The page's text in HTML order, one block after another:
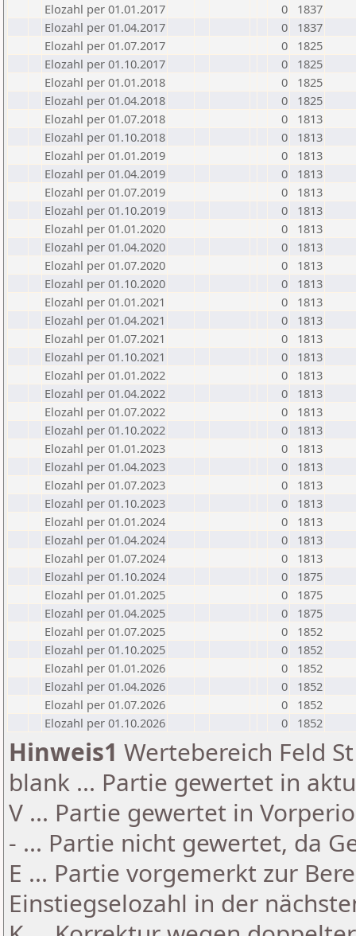
Elozahl per 01.01.2017
0
1837
Elozahl per 01.04.2017
0
1837
Elozahl per 01.07.2017
0
1825
Elozahl per 01.10.2017
0
1825
Elozahl per 01.01.2018
0
1825
Elozahl per 01.04.2018
0
1825
Elozahl per 01.07.2018
0
1813
Elozahl per 01.10.2018
0
1813
Elozahl per 01.01.2019
0
1813
Elozahl per 01.04.2019
0
1813
Elozahl per 01.07.2019
0
1813
Elozahl per 01.10.2019
0
1813
Elozahl per 01.01.2020
0
1813
Elozahl per 01.04.2020
0
1813
Elozahl per 01.07.2020
0
1813
Elozahl per 01.10.2020
0
1813
Elozahl per 01.01.2021
0
1813
Elozahl per 01.04.2021
0
1813
Elozahl per 01.07.2021
0
1813
Elozahl per 01.10.2021
0
1813
Elozahl per 01.01.2022
0
1813
Elozahl per 01.04.2022
0
1813
Elozahl per 01.07.2022
0
1813
Elozahl per 01.10.2022
0
1813
Elozahl per 01.01.2023
0
1813
Elozahl per 01.04.2023
0
1813
Elozahl per 01.07.2023
0
1813
Elozahl per 01.10.2023
0
1813
Elozahl per 01.01.2024
0
1813
Elozahl per 01.04.2024
0
1813
Elozahl per 01.07.2024
0
1813
Elozahl per 01.10.2024
0
1875
Elozahl per 01.01.2025
0
1875
Elozahl per 01.04.2025
0
1875
Elozahl per 01.07.2025
0
1852
Elozahl per 01.10.2025
0
1852
Elozahl per 01.01.2026
0
1852
Elozahl per 01.04.2026
0
1852
Elozahl per 01.07.2026
0
1852
Elozahl per 01.10.2026
0 1852
Hinweis1 Wertebereich Feld
blank ... Partie gewertet in
V ... Partie gewertet in
- ... Partie nicht gewertet, da
E ... Partie vorgemerkt zur
Einstiegselozahl in der